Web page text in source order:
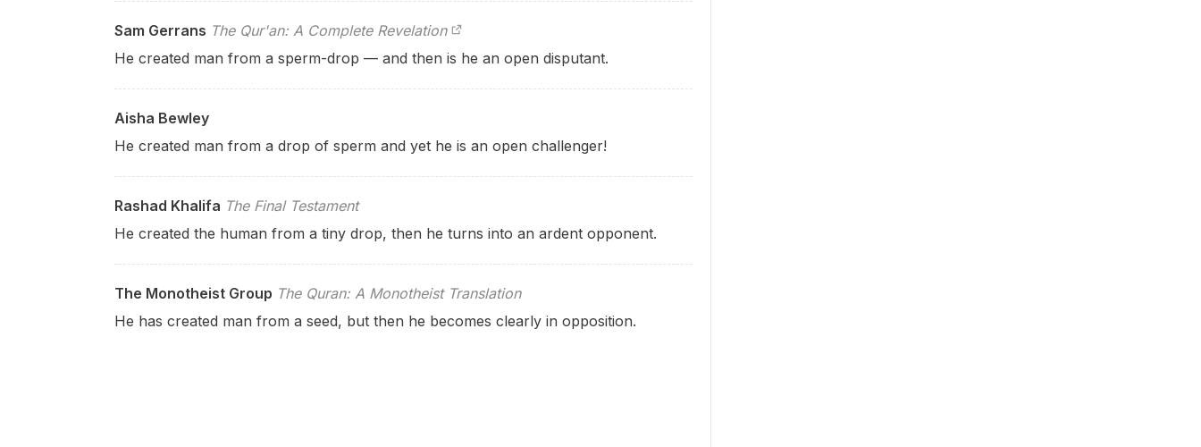
Sam Gerrans The Qur'an: A Complete Revelation
He created man from a sperm-drop — and then is he an open disputant.
Aisha Bewley
He created man from a drop of sperm and yet he is an open challenger!
Rashad Khalifa The Final Testament
He created the human from a tiny drop, then he turns into an ardent opponent.
The Monotheist Group The Quran: A Monotheist Translation
He has created man from a seed, but then he becomes clearly in opposition.